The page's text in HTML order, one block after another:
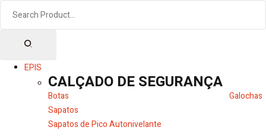
EPIS
CALÇADO DE SEGURANÇA
Botas
Galochas
Sapatos
Sapatos de Pico Autonivelante